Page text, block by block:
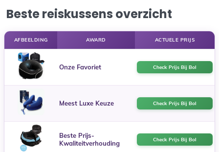
Beste reiskussens overzicht
AFBEELDING AWARD ACTUELE PRIJS
Onze Favoriet Check Prijs Bij Bol
Meest Luxe Keuze Check Prijs Bij Bol
Beste Prijs-
Kwaliteitverhouding
Check Prijs Bij Bol